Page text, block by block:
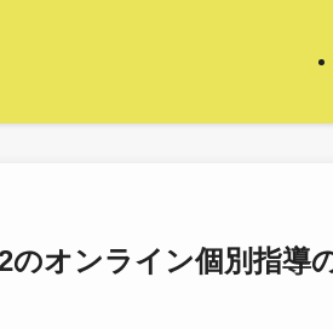
オンライン個別指導